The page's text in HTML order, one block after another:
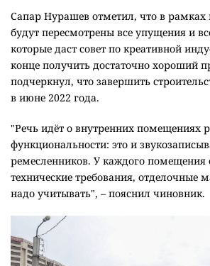
Сапар Нурашев отметил, что в рамках
будут пересмотрены все упущения и
которые даст совет по креативной
конце получить достаточно хороший
подчеркнул, что завершить
в июне 2022 года.
"Речь идёт о внутренних помещениях
функциональности: это и
ремесленников. У каждого помещения
технические требования, отделочные
надо учитывать", – пояснил чиновник.